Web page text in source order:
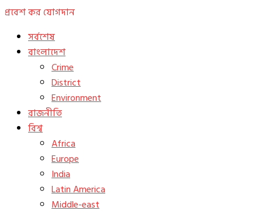
প্রবেশ করযোগদান
সর্বশেষ
বাংলাদেশ
Crime
District
Environment
রাজনীতি
বিশ্ব
Africa
Europe
India
Latin America
Middle-east